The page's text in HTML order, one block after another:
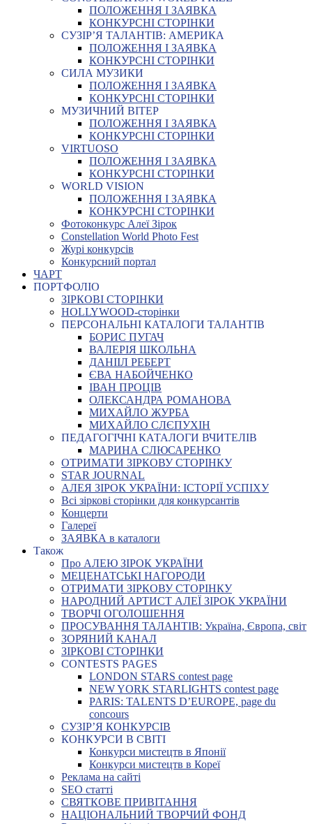
ПОЛОЖЕННЯ І ЗАЯВКА
КОНКУРСНІ СТОРІНКИ
СУЗІР’Я ТАЛАНТІВ: АМЕРИКА
ПОЛОЖЕННЯ І ЗАЯВКА
КОНКУРСНІ СТОРІНКИ
СИЛА МУЗИКИ
ПОЛОЖЕННЯ І ЗАЯВКА
КОНКУРСНІ СТОРІНКИ
МУЗИЧНИЙ ВІТЕР
ПОЛОЖЕННЯ І ЗАЯВКА
КОНКУРСНІ СТОРІНКИ
VIRTUOSO
ПОЛОЖЕННЯ І ЗАЯВКА
КОНКУРСНІ СТОРІНКИ
WORLD VISION
ПОЛОЖЕННЯ І ЗАЯВКА
КОНКУРСНІ СТОРІНКИ
Фотоконкурс Алеї Зірок
Constellation World Photo Fest
Журі конкурсів
Конкурсний портал
ЧАРТ
ПОРТФОЛІО
ЗІРКОВІ СТОРІНКИ
HOLLYWOOD-сторінки
ПЕРСОНАЛЬНІ КАТАЛОГИ ТАЛАНТІВ
БОРИС ПУГАЧ
ВАЛЕРІЯ ШКОЛЬНА
ДАНІІЛ РЕБЕРТ
ЄВА НАБОЙЧЕНКО
ІВАН ПРОЦІВ
ОЛЕКСАНДРА РОМАНОВА
МИХАЙЛО ЖУРБА
МИХАЙЛО СЛЄПУХІН
ПЕДАГОГІЧНІ КАТАЛОГИ ВЧИТЕЛІВ
МАРИНА СЛЮСАРЕНКО
ОТРИМАТИ ЗІРКОВУ СТОРІНКУ
STAR JOURNAL
АЛЕЯ ЗІРОК УКРАЇНИ: ІСТОРІЇ УСПІХУ
Всі зіркові сторінки для конкурсантів
Концерти
Галереї
ЗАЯВКА в каталоги
Також
Про АЛЕЮ ЗІРОК УКРАЇНИ
МЕЦЕНАТСЬКІ НАГОРОДИ
ОТРИМАТИ ЗІРКОВУ СТОРІНКУ
НАРОДНИЙ АРТИСТ АЛЕЇ ЗІРОК УКРАЇНИ
ТВОРЧІ ОГОЛОШЕННЯ
ПРОСУВАННЯ ТАЛАНТІВ: Україна, Європа, світ
ЗОРЯНИЙ КАНАЛ
ЗІРКОВІ СТОРІНКИ
CONTESTS PAGES
LONDON STARS contest page
NEW YORK STARLIGHTS contest page
PARIS: TALENTS D’EUROPE, page du
concours
СУЗІР’Я КОНКУРСІВ
КОНКУРСИ В СВІТІ
Конкурси мистецтв в Японії
Конкурси мистецтв в Кореї
Реклама на сайті
SEO статті
СВЯТКОВЕ ПРИВІТАННЯ
НАЦІОНАЛЬНИЙ ТВОРЧИЙ ФОНД